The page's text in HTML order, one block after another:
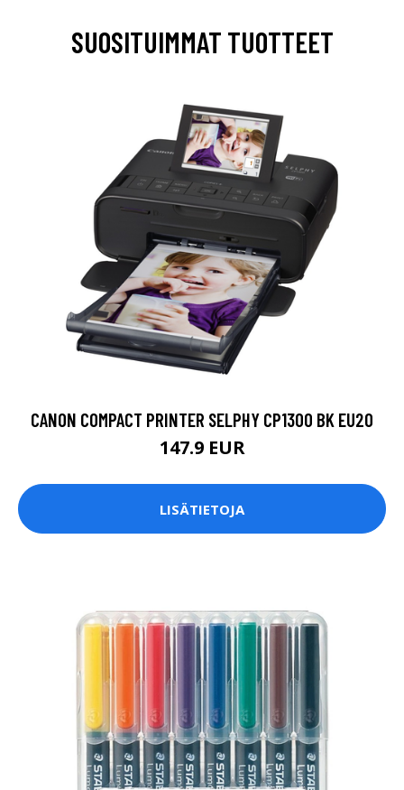
SUOSITUIMMAT TUOTTEET
CANON COMPACT PRINTER SELPHY CP1300 BK EU20
147.9 EUR
LISÄTIETOJA